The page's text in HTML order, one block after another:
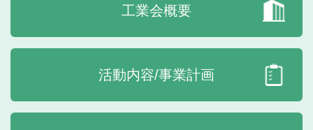
工業会概要
活動内容/事業計画